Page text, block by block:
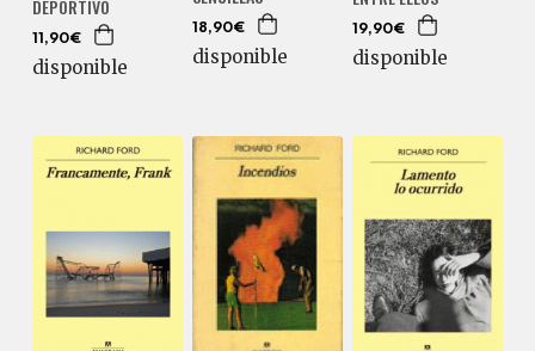
DEPORTIVO
11,90€
disponible
18,90€
disponible
19,90€
disponible